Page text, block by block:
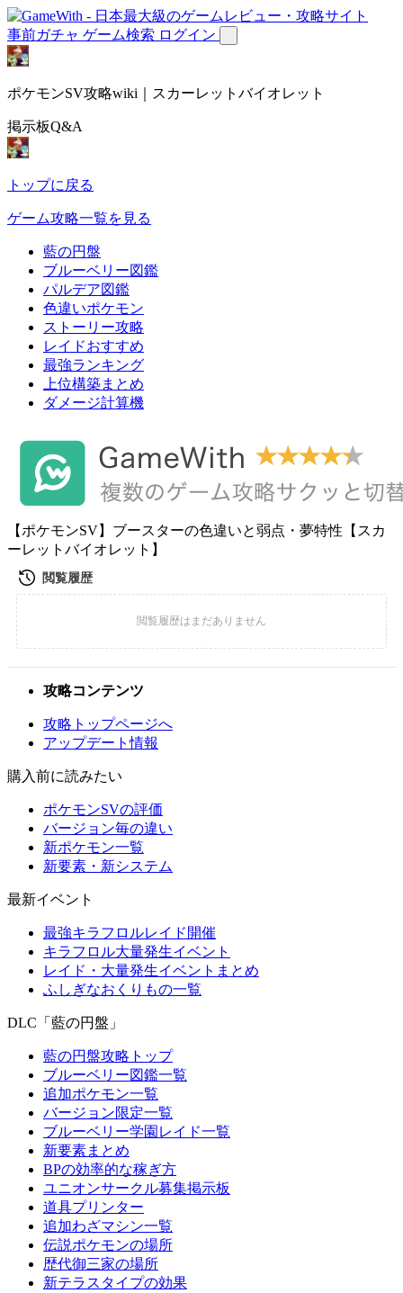
事前ガチャ ゲーム検索 ログイン
ポケモンSV攻略wiki｜スカーレットバイオレット
掲示板Q&A
トップに戻る
ゲーム攻略一覧を見る
藍の円盤
ブルーベリー図鑑
パルデア図鑑
色違いポケモン
ストーリー攻略
レイドおすすめ
最強ランキング
上位構築まとめ
ダメージ計算機
【ポケモンSV】ブースターの色違いと弱点・夢特性【スカ
ーレットバイオレット】
攻略コンテンツ
攻略トップページへ
アップデート情報
購入前に読みたい
ポケモンSVの評価
バージョン毎の違い
新ポケモン一覧
新要素・新システム
最新イベント
最強キラフロルレイド開催
キラフロル大量発生イベント
レイド・大量発生イベントまとめ
ふしぎなおくりもの一覧
DLC「藍の円盤」
藍の円盤攻略トップ
ブルーベリー図鑑一覧
追加ポケモン一覧
バージョン限定一覧
ブルーベリー学園レイド一覧
新要素まとめ
BPの効率的な稼ぎ方
ユニオンサークル募集掲示板
道具プリンター
追加わざマシン一覧
伝説ポケモンの場所
歴代御三家の場所
新テラスタイプの効果